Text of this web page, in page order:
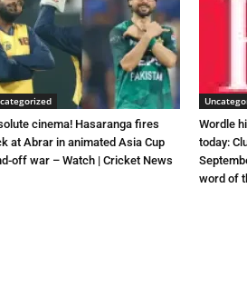
cinema! Hasaranga fires
at Abrar in animated Asia Cup
off war – Watch | Cricket News
Wordle
today:
word of